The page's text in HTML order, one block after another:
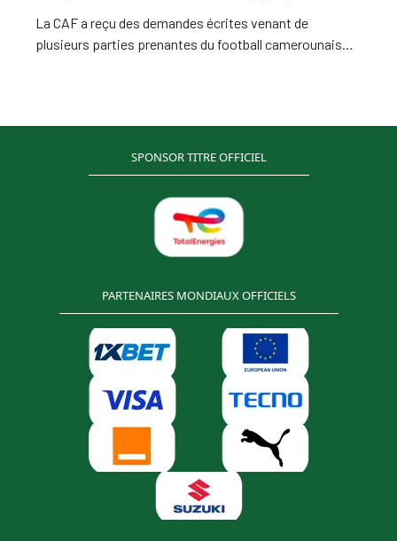
La CAF a reçu des demandes écrites venant de
plusieurs parties prenantes du football camerounais
("FECAFOOT")
SPONSOR TITRE OFFICIEL
PARTENAIRES MONDIAUX OFFICIELS